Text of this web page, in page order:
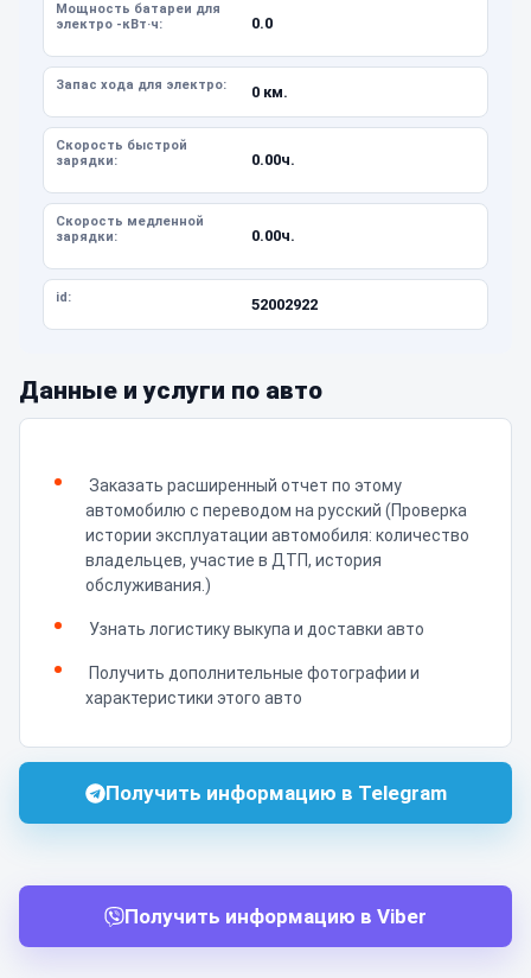
Мощность батареи для
электро -кВт·ч:
0.0
Запас хода для электро: 0 км.
Скорость быстрой
зарядки:
0.00ч.
Скорость медленной
зарядки:
0.00ч.
id: 52002922
Данные и услуги по авто
Заказать расширенный отчет по этому
автомобилю с переводом на русский (Проверка
истории эксплуатации автомобиля: количество
владельцев, участие в ДТП, история
обслуживания.)
Узнать логистику выкупа и доставки авто
Получить дополнительные фотографии и
характеристики этого авто
Получить информацию в Telegram
Получить информацию в Viber